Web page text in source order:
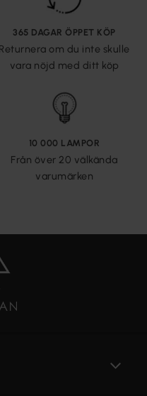
365 DAGAR ÖPPET KÖP
Returnera om du inte skulle
vara nöjd med ditt köp
10 000 LAMPOR
Från över 20 välkända
varumärken